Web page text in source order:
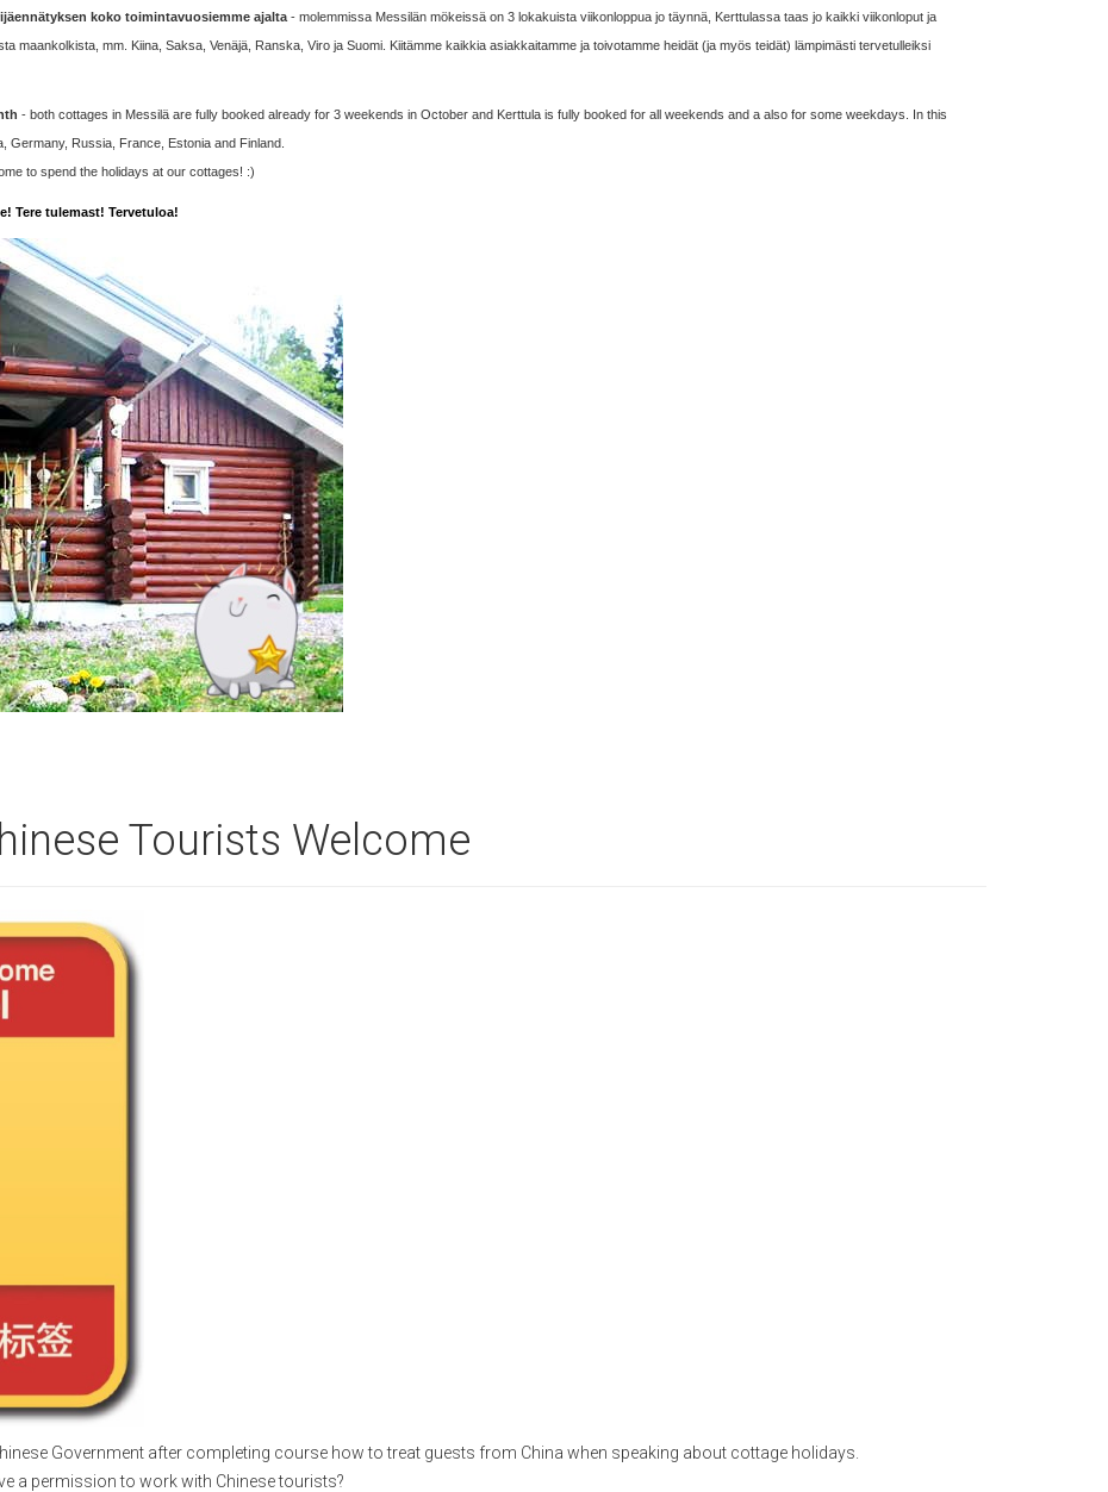
koko toimintavuosiemme ajalta - molemmissa Messilän mökeissä on 3 lokakuista viikonloppua jo täynnä, Kerttulassa taas jo kaikki viikonloput ja
maankolkista, mm. Kiina, Saksa, Venäjä, Ranska, Viro ja Suomi. Kiitämme kaikkia asiakkaitamme ja toivotamme heidät (ja myös teidät) lämpimästi tervetulleiksi
- both cottages in Messilä are fully booked already for 3 weekends in October and Kerttula is fully booked for all weekends and a also for some weekdays. In this
Russia, France, Estonia and Finland.
to spend the holidays at our cottages! :)
Tere tulemast! Tervetuloa!
Tourists Welcome
Government after completing course how to treat guests from China when speaking about cottage holidays.
a permission to work with Chinese tourists?